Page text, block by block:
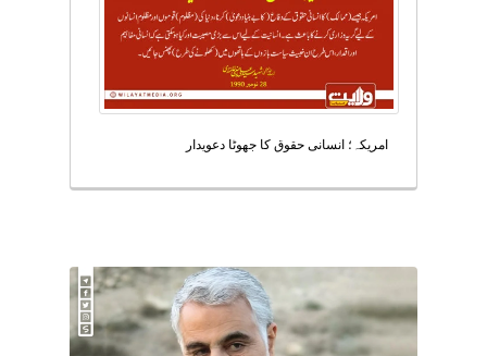
امریکہ؛ انسانی حقوق کا جھوٹا دعویدار